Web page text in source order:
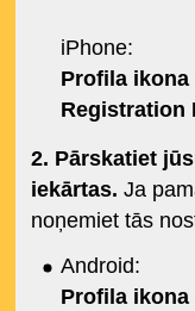
iPhone:
Profila ikona
Registration
2. Pārskatiet
iekārtas. Ja
noņemiet tās
Android:
Profila ikona